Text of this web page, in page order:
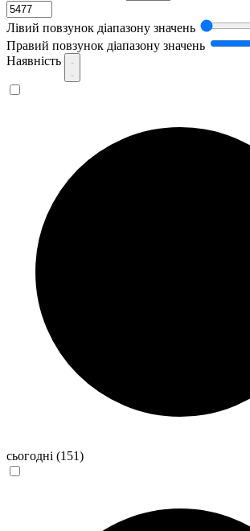
Лівий повзунок діапазону значень
Правий повзунок діапазону значень
Наявність
сьогодні (151)